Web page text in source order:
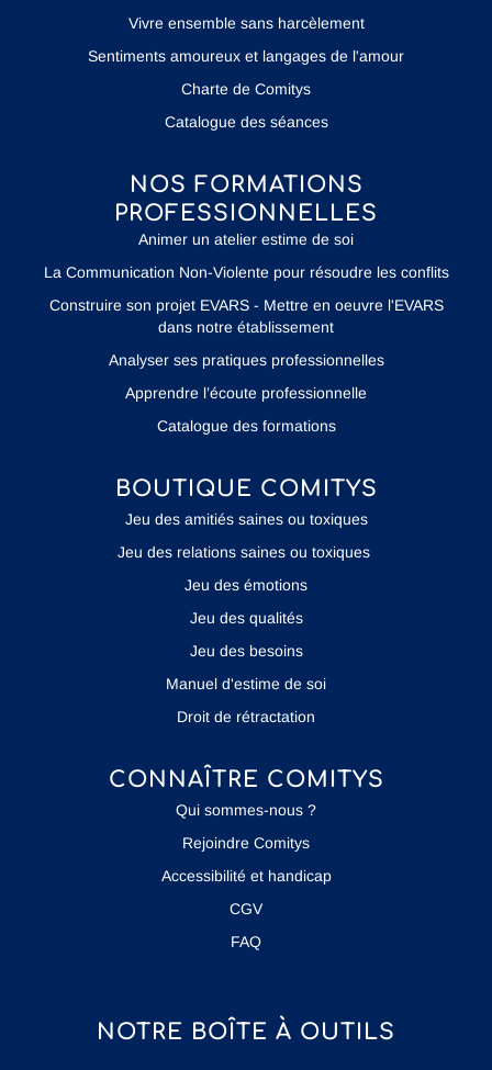
Vivre ensemble sans harcèlement
Sentiments amoureux et langages de l'amour
Charte de Comitys
Catalogue des séances
NOS FORMATIONS
PROFESSIONNELLES
Animer un atelier estime de soi
La Communication Non-Violente pour résoudre les conflits
Construire son projet EVARS - Mettre en oeuvre l'EVARS
dans notre établissement
Analyser ses pratiques professionnelles
Apprendre l’écoute professionnelle
Catalogue des formations
BOUTIQUE COMITYS
Jeu des amitiés saines ou toxiques
Jeu des relations saines ou toxiques
Jeu des émotions
Jeu des qualités
Jeu des besoins
Manuel d'estime de soi
Droit de rétractation
CONNAÎTRE COMITYS
Qui sommes-nous ?
Rejoindre Comitys
Accessibilité et handicap
CGV
FAQ
NOTRE BOÎTE À OUTILS